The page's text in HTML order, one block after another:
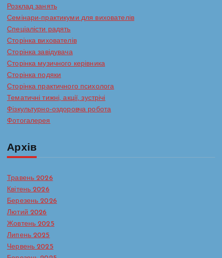
Розклад занять
Семінари-практикуми для вихователів
Спеціалісти радять
Сторінка вихователів
Сторінка завідувача
Сторінка музичного керівника
Сторінка подяки
Сторінка практичного психолога
Тематичні тижні, акції, зустрічі
Фізкультурно-оздоровча робота
Фотогалерея
Архів
Травень 2026
Квітень 2026
Березень 2026
Лютий 2026
Жовтень 2025
Липень 2025
Червень 2025